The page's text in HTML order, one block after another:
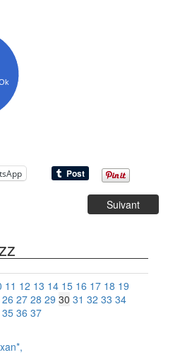
Suivant
11 12 13 14 15 16 17 18 19
26 27 28 29 30 31 32 33 34
35 36 37